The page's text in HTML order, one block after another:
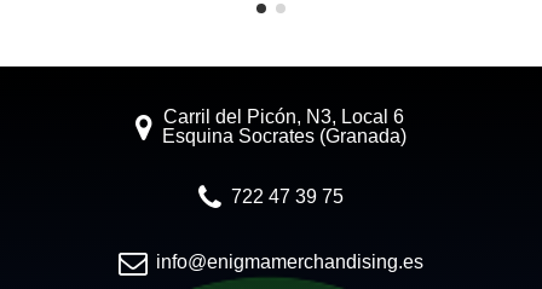
Carril del Picón, N3, Local 6
Esquina Socrates (Granada)
722 47 39 75
info@enigmamerchandising.es